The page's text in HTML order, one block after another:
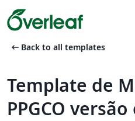
arrow_left_alt Back to all templates
Template de
PPGCO